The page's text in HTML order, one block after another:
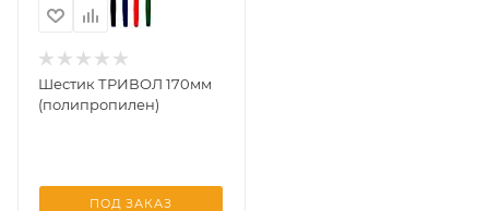
Шестик ТРИВОЛ 170мм
(полипропилен)
ПОД ЗАКАЗ